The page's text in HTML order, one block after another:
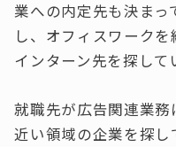
業への内定先も決まっ
し、オフィスワーク
インターン先を探して
就職先が広告関連業務
近い領域の企業を探